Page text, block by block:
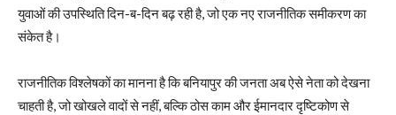
युवाओं की उपस्थिति दिन-ब-दिन बढ़ रही है, जो एक नए राजनीतिक समीकरण का
संकेत है।
राजनीतिक विश्लेषकों का मानना है कि बनियापुर की जनता अब ऐसे नेता को देखना
चाहती है, जो खोखले वादों से नहीं, बल्कि ठोस काम और ईमानदार दृष्टिकोण से